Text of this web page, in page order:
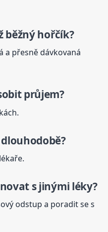
běžný hořčík?
a přesně dávkovaná
průjem?
s jinými léky?
odstup a poradit se s